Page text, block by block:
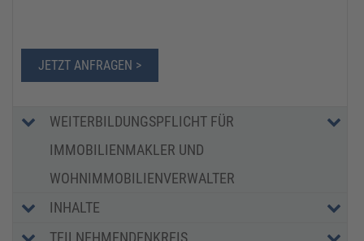
JETZT ANFRAGEN >
WEITERBILDUNGSPFLICHT FÜR
IMMOBILIENMAKLER UND
WOHNIMMOBILIENVERWALTER
INHALTE